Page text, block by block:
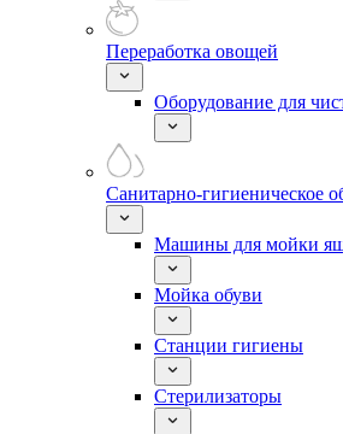
Переработка овощей
Оборудование для
Санитарно-гигиеническое
Машины для мойки
Мойка обуви
Станции гигиены
Стерилизаторы